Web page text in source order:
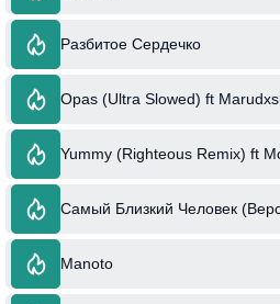
Разбитое Сердечко
Opas (Ultra Slowed) ft
Yummy (Righteous Remix) ft
Самый Близкий Человек
Manoto